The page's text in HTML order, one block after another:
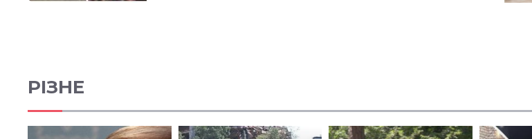
РІЗНЕ